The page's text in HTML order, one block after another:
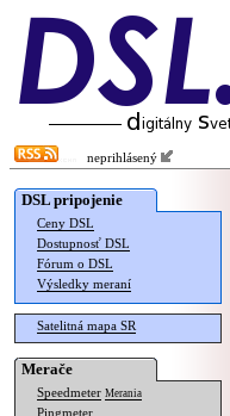
neprihlásený
DSL pripojenie
Ceny DSL
Dostupnosť DSL
Fórum o DSL
Výsledky meraní
Satelitná mapa SR
Merače
Speedmeter Merania
Pingmeter